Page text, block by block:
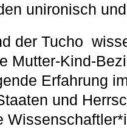
unironisch
der Tucho
Mutter-Kind-
Erfahrung
und